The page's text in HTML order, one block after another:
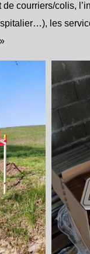
courriers/colis,
les